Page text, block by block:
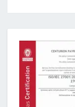
navigation